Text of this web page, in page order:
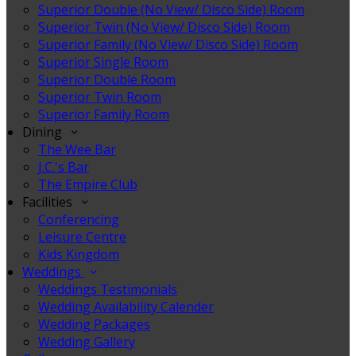
Superior Double (No View/ Disco Side) Room
Superior Twin (No View/ Disco Side) Room
Superior Family (No View/ Disco Side) Room
Superior Single Room
Superior Double Room
Superior Twin Room
Superior Family Room
Dining
The Wee Bar
J.C.'s Bar
The Empire Club
Facilities
Conferencing
Leisure Centre
Kids Kingdom
Weddings
Weddings Testimonials
Wedding Availability Calender
Wedding Packages
Wedding Gallery